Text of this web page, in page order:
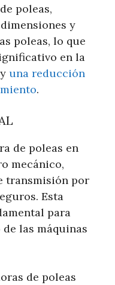
poleas,
y
poleas, lo que
en la
una reducción
.
de poleas en
mecánico,
transmisión por
Esta
para
las máquinas
de poleas